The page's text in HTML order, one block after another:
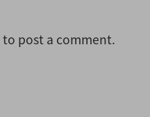
to post a comment.